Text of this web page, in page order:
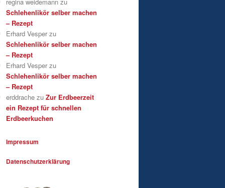
Schlehenlikör selber machen
– Rezept
Erhard Vesper zu
Schlehenlikör selber machen
– Rezept
Erhard Vesper zu
Schlehenlikör selber machen
– Rezept
erddrache zu Zur Erdbeerzeit
ein Rezept für schnellen
Erdbeerkuchen
Impressum
Datenschutzerklärung